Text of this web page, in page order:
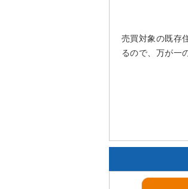
売買対象の既存
るので、万が一